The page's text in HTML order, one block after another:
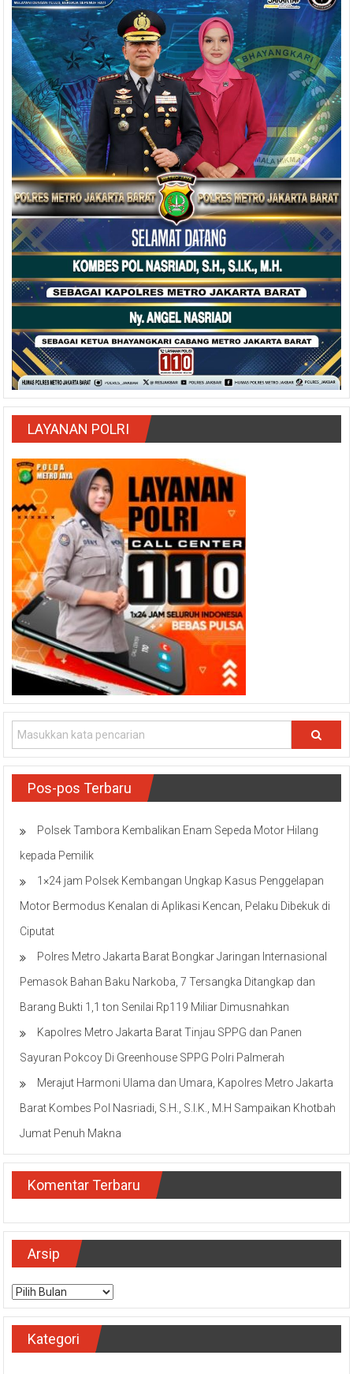
LAYANAN POLRI
Pos-pos Terbaru
Polsek Tambora Kembalikan Enam Sepeda Motor Hilang
kepada Pemilik
1×24 jam Polsek Kembangan Ungkap Kasus Penggelapan
Motor Bermodus Kenalan di Aplikasi Kencan, Pelaku Dibekuk di
Ciputat
Polres Metro Jakarta Barat Bongkar Jaringan Internasional
Pemasok Bahan Baku Narkoba, 7 Tersangka Ditangkap dan
Barang Bukti 1,1 ton Senilai Rp119 Miliar Dimusnahkan
Kapolres Metro Jakarta Barat Tinjau SPPG dan Panen
Sayuran Pokcoy Di Greenhouse SPPG Polri Palmerah
Merajut Harmoni Ulama dan Umara, Kapolres Metro Jakarta
Barat Kombes Pol Nasriadi, S.H., S.I.K., M.H Sampaikan Khotbah
Jumat Penuh Makna
Komentar Terbaru
Arsip
Arsip
Kategori